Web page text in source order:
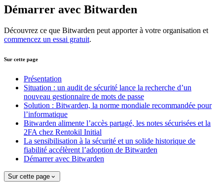
Démarrer avec Bitwarden
Découvrez ce que Bitwarden peut apporter à votre organisation et
commencez un essai gratuit.
Sur cette page
Présentation
Situation : un audit de sécurité lance la recherche d’un
nouveau gestionnaire de mots de passe
Solution : Bitwarden, la norme mondiale recommandée pour
l’informatique
Bitwarden alimente l’accès partagé, les notes sécurisées et la
2FA chez Rentokil Initial
La sensibilisation à la sécurité et un solide historique de
fiabilité accélèrent l’adoption de Bitwarden
Démarrer avec Bitwarden
Sur cette page